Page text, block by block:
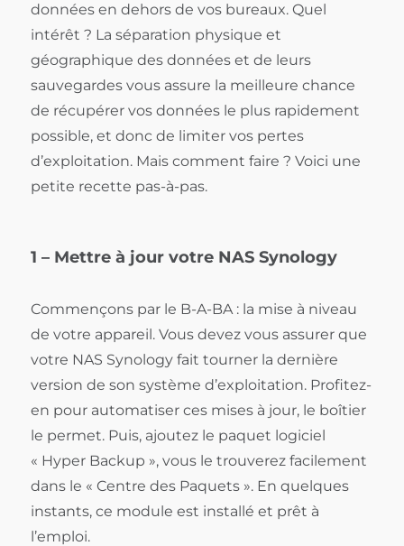
données en dehors de vos bureaux. Quel
intérêt ? La séparation physique et
géographique des données et de leurs
sauvegardes vous assure la meilleure chance
de récupérer vos données le plus rapidement
possible, et donc de limiter vos pertes
d’exploitation. Mais comment faire ? Voici une
petite recette pas-à-pas.
1 – Mettre à jour votre NAS Synology
Commençons par le B-A-BA : la mise à niveau
de votre appareil. Vous devez vous assurer que
votre NAS Synology fait tourner la dernière
version de son système d’exploitation. Profitez-
en pour automatiser ces mises à jour, le boîtier
le permet. Puis, ajoutez le paquet logiciel
« Hyper Backup », vous le trouverez facilement
dans le « Centre des Paquets ». En quelques
instants, ce module est installé et prêt à
l’emploi.